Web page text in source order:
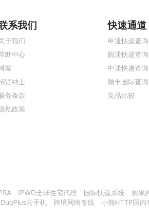
系我们
于我们
助中心
客
贤纳士
务条款
私政策
快速通道
申通快递查询
圆通快递查询
中通快递查询
顺丰国际查询
竞品比较
IPWO全球住宅代理 国际快递系统
雨果
DuoPlus云手机
跨境网络专线 小熊HTTP国内